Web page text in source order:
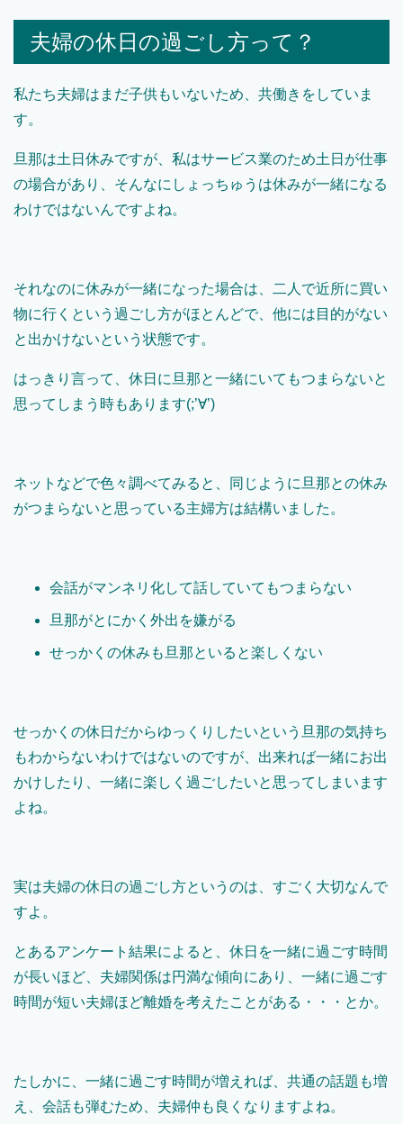
夫婦の休日の過ごし方って？
私たち夫婦はまだ子供もいないため、共働きをしていま
す。
旦那は土日休みですが、私はサービス業のため土日が仕事
の場合があり、そんなにしょっちゅうは休みが一緒になる
わけではないんですよね。
それなのに休みが一緒になった場合は、二人で近所に買い
物に行くという過ごし方がほとんどで、他には目的がない
と出かけないという状態です。
はっきり言って、休日に旦那と一緒にいてもつまらないと
思ってしまう時もあります(;’∀’)
ネットなどで色々調べてみると、同じように旦那との休み
がつまらないと思っている主婦方は結構いました。
会話がマンネリ化して話していてもつまらない
旦那がとにかく外出を嫌がる
せっかくの休みも旦那といると楽しくない
せっかくの休日だからゆっくりしたいという旦那の気持ち
もわからないわけではないのですが、出来れば一緒にお出
かけしたり、一緒に楽しく過ごしたいと思ってしまいます
よね。
実は夫婦の休日の過ごし方というのは、すごく大切なんで
すよ。
とあるアンケート結果によると、休日を一緒に過ごす時間
が長いほど、夫婦関係は円満な傾向にあり、一緒に過ごす
時間が短い夫婦ほど離婚を考えたことがある・・・とか。
たしかに、一緒に過ごす時間が増えれば、共通の話題も増
え、会話も弾むため、夫婦仲も良くなりますよね。